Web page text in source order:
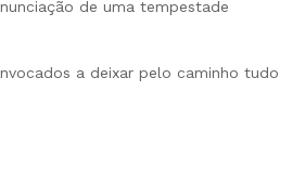
de uma tempestade
a deixar pelo caminho tudo